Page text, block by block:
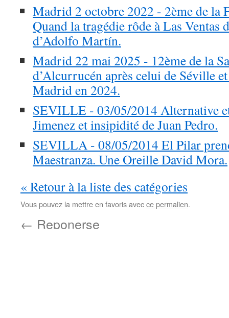
Madrid 2 octobre 2022 - 2ème de la
Quand la tragédie rôde à Las Ventas
d’Adolfo Martín.
Madrid 22 mai 2025 - 12ème de la
d’Alcurrucén après celui de Séville
Madrid en 2024.
SEVILLE - 03/05/2014 Alternative
Jimenez et insipidité de Juan Pedro.
SEVILLA - 08/05/2014 El Pilar
Maestranza. Une Oreille David Mora.
« Retour à la liste des catégories
Vous pouvez la mettre en favoris avecce permalien.
← Reponerse